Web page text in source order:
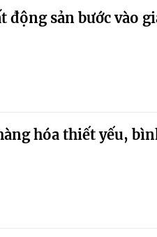
sản bước vào
hóa thiết yếu,